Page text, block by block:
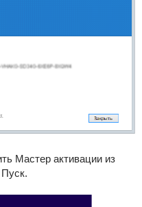
Мастер активации из